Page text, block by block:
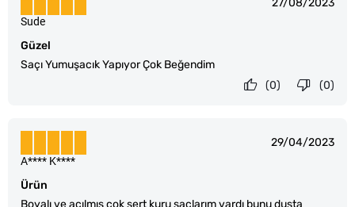
27/08/2023
Güzel
Saçı Yumuşacık Yapıyor Çok Beğendim
Sude
(0)
(0)
29/04/2023
Ürün
Boyalı ve açılmış çok sert kuru saçlarım vardı bunu duşta
A**** K****